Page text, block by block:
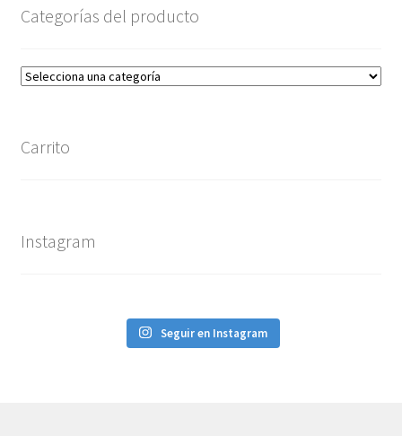
Categorías del producto
Carrito
Instagram
Seguir en Instagram